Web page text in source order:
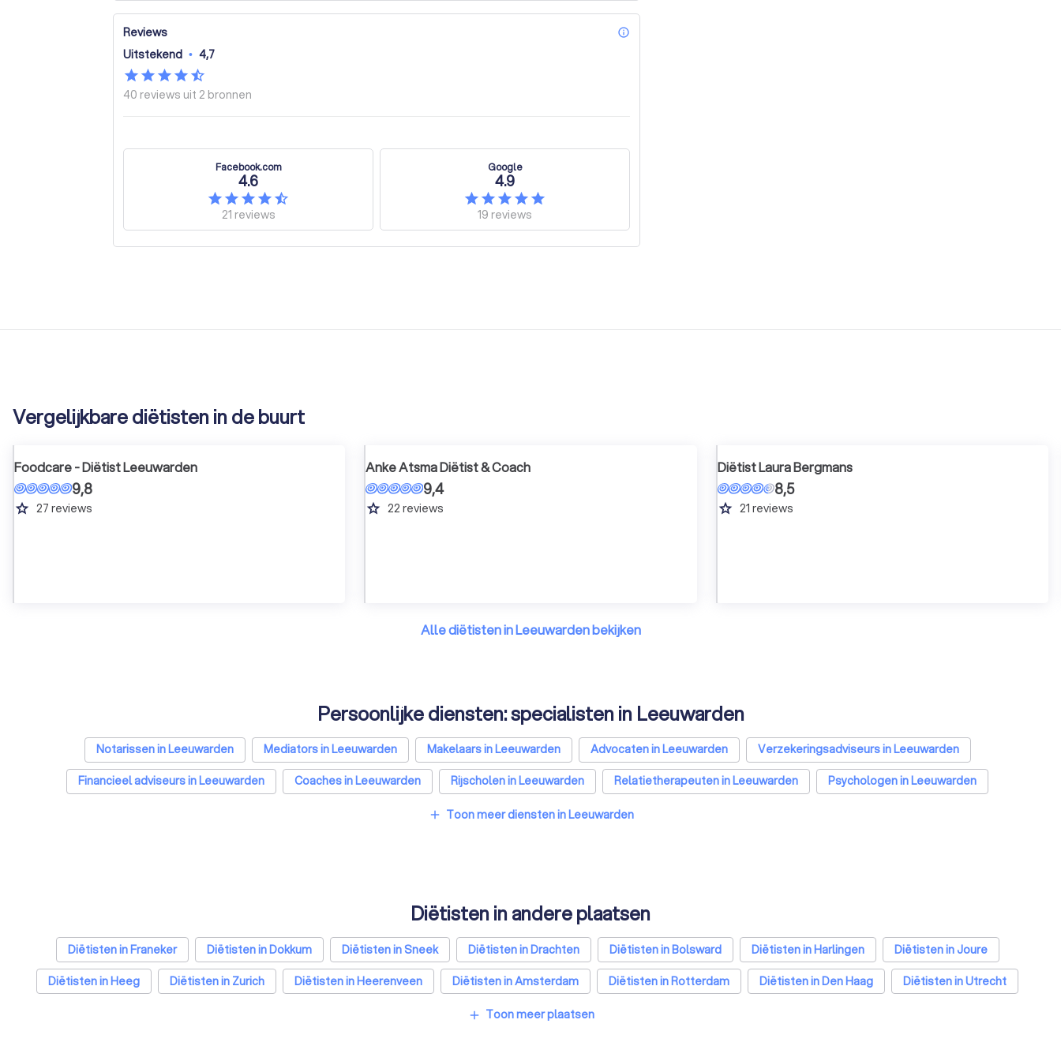
Reviews info_outline
Uitstekend • 4,7
40 reviews uit 2 bronnen
Facebook.com
4.6
21 reviews
Google
4.9
19 reviews
Vergelijkbare diëtisten in de buurt
Foodcare - Diëtist Leeuwarden
9,8
grade 27 reviews
Anke Atsma Diëtist & Coach
9,4
grade 22 reviews
Diëtist Laura Bergmans
8,5
grade 21 reviews
Alle diëtisten in Leeuwarden bekijken
Persoonlijke diensten: specialisten in Leeuwarden
Notarissen in Leeuwarden Mediators in Leeuwarden Makelaars in Leeuwarden Advocaten in Leeuwarden
Verzekeringsadviseurs in Leeuwarden
Financieel adviseurs in Leeuwarden
Coaches in Leeuwarden Rijscholen in Leeuwarden Relatietherapeuten in Leeuwarden
Psychologen in Leeuwarden
Hypotheekadviseurs in Leeuwarden
add Toon meer diensten in Leeuwarden
Diëtisten in andere plaatsen
Diëtisten in Franeker Diëtisten in Dokkum Diëtisten in Sneek Diëtisten in Drachten Diëtisten in Bolsward Diëtisten in Harlingen
Diëtisten in Joure
Diëtisten in Heeg
Diëtisten in Zurich Diëtisten in Heerenveen Diëtisten in Amsterdam Diëtisten in Rotterdam Diëtisten in Den Haag
Diëtisten in Utrecht
Diëtisten in Almere
add Toon meer plaatsen